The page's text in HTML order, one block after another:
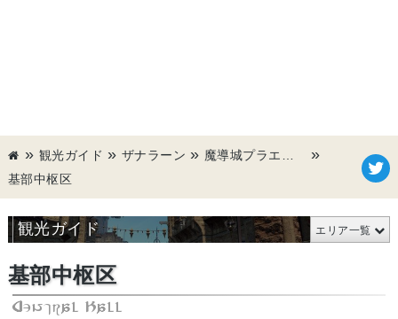
観光ガイド ザナラーン
基部中枢区
基部中枢区
Central Hall
観光ガイド エリア一覧